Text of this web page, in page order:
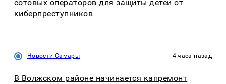
сотовых операторов для защиты детей от
киберпреступников
Новости Самары 4 часа назад
В Волжском районе начинается капремонт